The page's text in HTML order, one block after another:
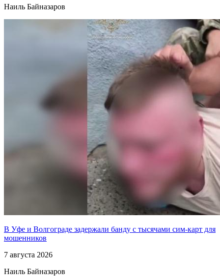
Наиль Байназаров
В Уфе и Волгограде задержали банду с тысячами сим-карт для
мошенников
7 августа 2026
Наиль Байназаров